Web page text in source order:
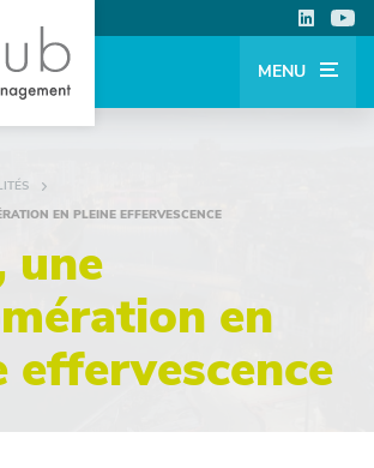
MENU
EN PLEINE EFFERVESCENCE
une
en
effervescence